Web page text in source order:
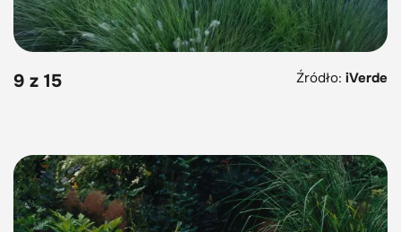
9 z 15 Źródło: iVerde